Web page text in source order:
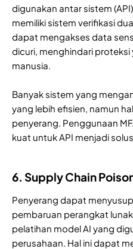
digunakan antar sistem
memiliki sistem verifikasi
dapat mengakses data
dicuri, menghindari proteksi
manusia.
Banyak sistem yang
yang lebih efisien, namun
penyerang. Penggunaan
kuat untuk API menjadi
6. Supply Chain
Penyerang dapat
pembaruan perangkat
pelatihan model AI yang
perusahaan. Hal ini dapat